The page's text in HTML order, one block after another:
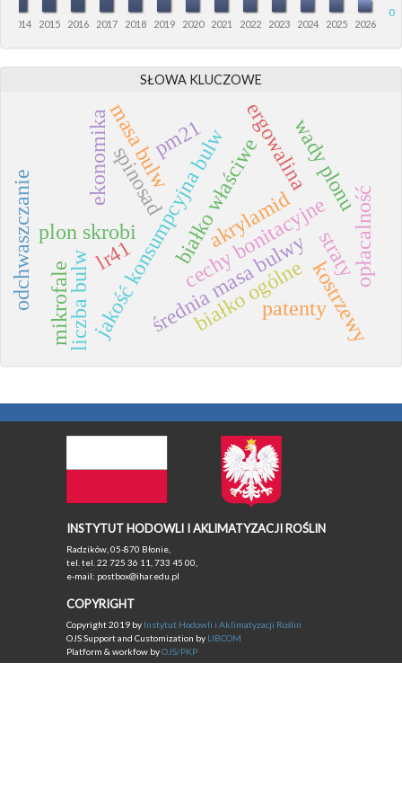
0
2014 2015 2016 2017 2018 2019 2020 2021 2022 2023 2024 2025 2026
SŁOWA KLUCZOWE
cechy bonitacyjne
białko właściwe
jakość konsumpcyjna bulw
spinosad
plon skrobi
wady plonu
liczba bulw
masa bulw
średnia masa bulwy
białko ogólne
odchwaszczanie opłacalność
ekonomika ergowalina
kostrzewy
lr41
pm21
mikrofale patenty
akrylamid
straty
INSTYTUT HODOWLI I AKLIMATYZACJI ROŚLIN
Radzików, 05-870 Błonie,
tel. tel. 22 725 36 11, 733 45 00,
e-mail: postbox@ihar.edu.pl
COPYRIGHT
Copyright 2019 by Instytut Hodowli i Aklimatyzacji Roślin
OJS Support and Customization by LIBCOM
Platform & workfow byOJS/PKP